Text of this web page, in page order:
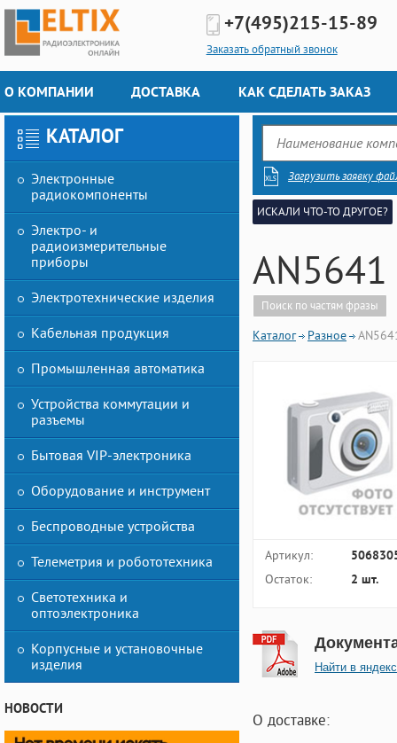
+7(495)215-15-89
Заказать обратный звонок
О КОМПАНИИ ДОСТАВКА КАК СДЕЛАТЬ ЗАКАЗ
КАТАЛОГ
Электронные
радиокомпоненты
Электро- и
радиоизмерительные
приборы
Электротехнические изделия
Кабельная продукция
Промышленная автоматика
Устройства коммутации и
разъемы
Бытовая VIP-электроника
Оборудование и инструмент
Беспроводные устройства
Телеметрия и робототехника
Светотехника и
оптоэлектроника
Корпусные и установочные
изделия
НОВОСТИ
Загрузить заявку
ИСКАЛИ ЧТО-ТО ДРУГОЕ?
AN5641
Поиск по частям фразы
Каталог Разное
Артикул:
Остаток: 2 шт.
Найти в яндекс
О доставке: